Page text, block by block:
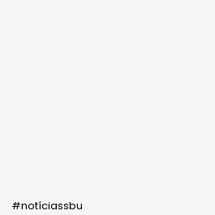
#notíciassbu